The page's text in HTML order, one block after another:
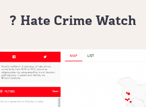
? Hate Crime Watch